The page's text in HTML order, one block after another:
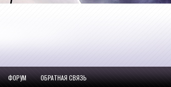
ФОРУМ ОБРАТНАЯ СВЯЗЬ